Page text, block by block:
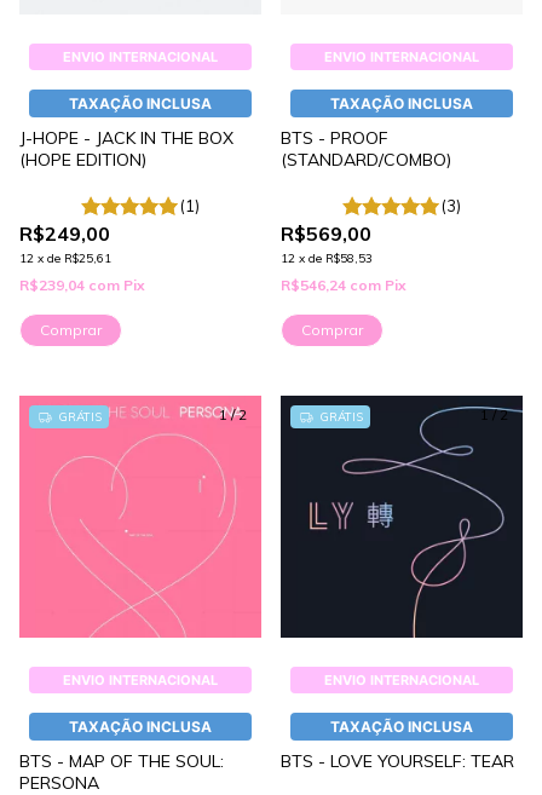
ENVIO INTERNACIONAL
TAXAÇÃO INCLUSA
J-HOPE - JACK IN THE BOX
(HOPE EDITION)
(1)
R$249,00
12 x de R$25,61
R$239,04 com Pix
Comprar
ENVIO INTERNACIONAL
TAXAÇÃO INCLUSA
BTS - PROOF
(STANDARD/COMBO)
(3)
R$569,00
12 x de R$58,53
R$546,24 com Pix
Comprar
1/2
GRÁTIS
ENVIO INTERNACIONAL
TAXAÇÃO INCLUSA
BTS - MAP OF THE SOUL:
PERSONA
1/2
GRÁTIS
ENVIO INTERNACIONAL
TAXAÇÃO INCLUSA
BTS - LOVE YOURSELF: TEAR